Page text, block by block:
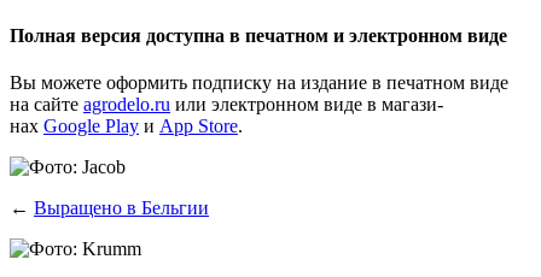
Полная версия доступна в печатном и электронном виде
Вы може­те офор­мить под­пис­ку на изда­ние в печат­ном виде
на сай­те agrodelo.ru или элек­трон­ном виде в мага­зи­
нах Google Play и App Store.
← Выращено в Бельгии